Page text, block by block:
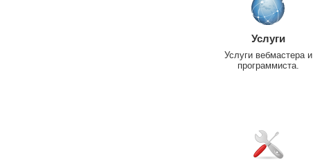
Услуги
Услуги вебмастера и
программиста.